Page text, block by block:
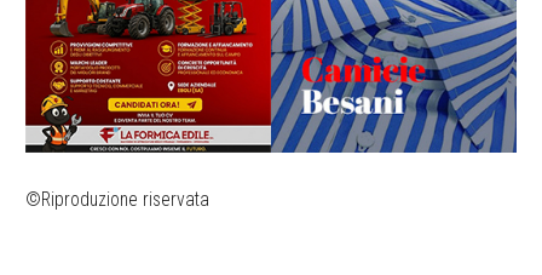
©Riproduzione riservata